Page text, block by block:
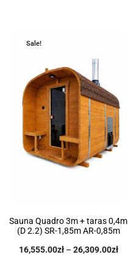
Sale!
Sauna Quadro 3m + taras 0,4m
(D 2.2) SR-1,85m AR-0,85m
16,555.00zł – 26,309.00zł